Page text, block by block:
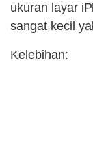
ukuran layar
sangat kecil
Kelebihan: